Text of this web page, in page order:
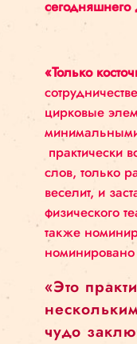
яркий
слов,
также